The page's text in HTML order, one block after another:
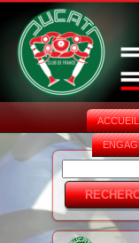
ACCUEIL
de